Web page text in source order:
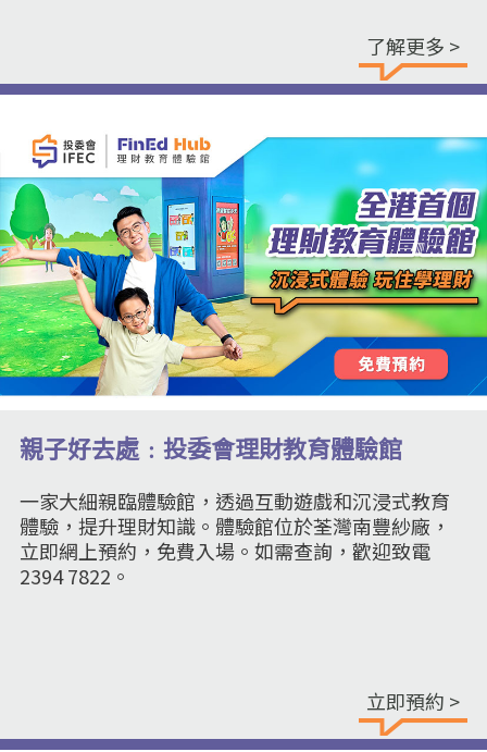
了解更多 >
親子好去處﹕投委會理財教育體驗館
一家大細親臨體驗館，透過互動遊戲和沉浸式教育
體驗，提升理財知識。體驗館位於荃灣南豐紗廠，
立即網上預約，免費入場。如需查詢，歡迎致電
2394 7822。
立即預約 >